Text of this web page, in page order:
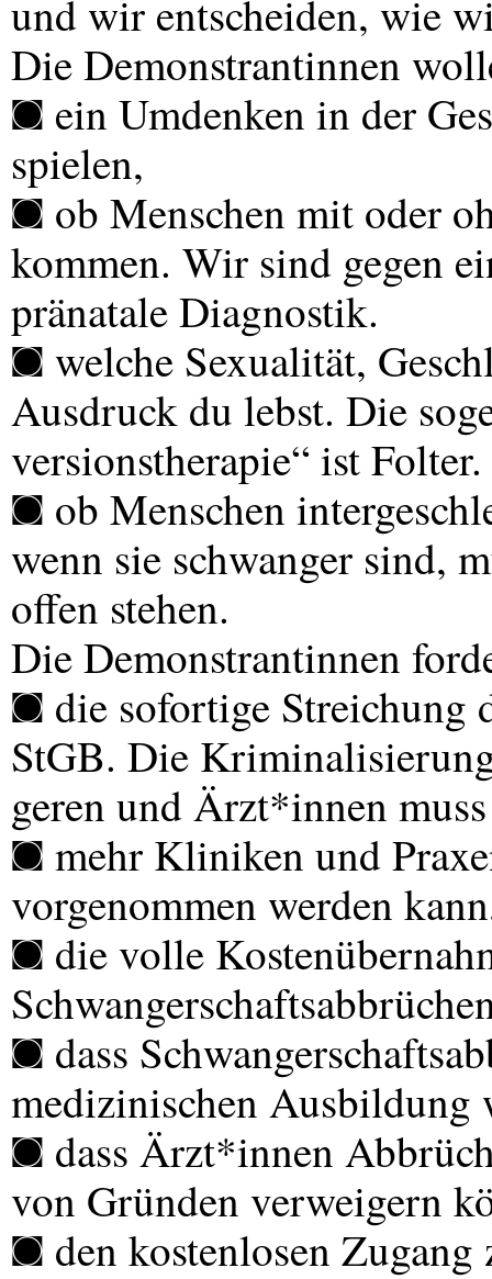
und wir entscheiden, wie
Die Demonstrantinnen
◙ ein Umdenken in der
spielen,
◙ ob Menschen mit oder
kommen. Wir sind gegen
pränatale Diagnostik.
◙ welche Sexualität,
Ausdruck du lebst. Die
versionstherapie“ ist Folter.
◙ ob Menschen
wenn sie schwanger sind,
offen stehen.
Die Demonstrantinnen
◙ die sofortige Streichung
StGB. Die
geren und Ärzt*innen
◙ mehr Kliniken und
vorgenommen werden
◙ die volle
◙ dass
medizinischen Ausbildung
◙ dass Ärzt*innen
von Gründen verweigern
◙ den kostenlosen